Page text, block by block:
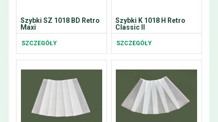
Szybki SZ 1018 BD Retro
Maxi
SZCZEGÓŁY
Szybki K 1018 H Retro
Classic II
SZCZEGÓŁY